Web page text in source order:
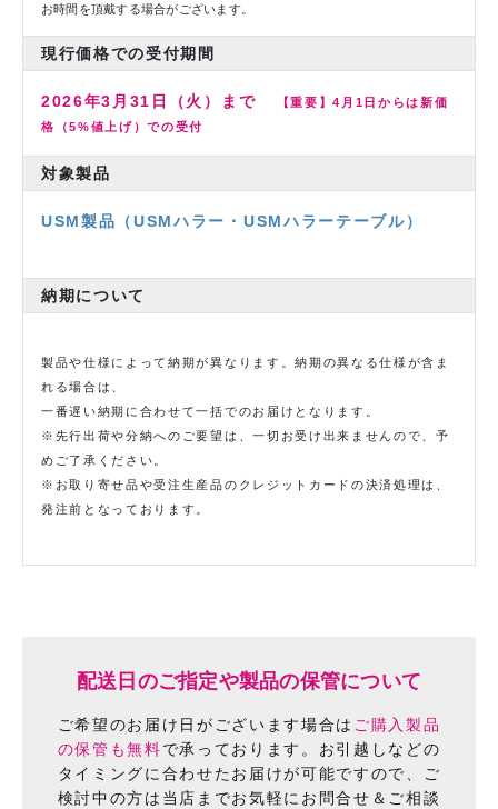
お時間を頂戴する場合がございます。
現行価格での受付期間
2026年3月31日（火）まで
【重要】4月1日からは新価
格（5%値上げ）での受付
対象製品
USM製品（USMハラー・USMハラーテーブル）
納期について
製品や仕様によって納期が異なります。納期の異なる仕様が含ま
れる場合は、
一番遅い納期に合わせて一括でのお届けとなります。
※先行出荷や分納へのご要望は、一切お受け出来ませんので、予
めご了承ください。
※お取り寄せ品や受注生産品のクレジットカードの決済処理は、
発注前となっております。
配送日のご指定や製品の保管について
ご希望のお届け日がございます場合は ご購入製品
の保管も無料で承っております。 お引越しなどの
タイミングに合わせたお届けが可能ですので、
ご
検討中の方は当店までお気軽にお問合せ＆ご相談